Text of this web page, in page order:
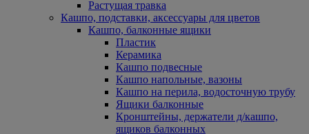
Растущая травка
Кашпо, подставки, аксессуары для цветов
Кашпо, балконные ящики
Пластик
Керамика
Кашпо подвесные
Кашпо напольные, вазоны
Кашпо на перила, водосточную трубу
Ящики балконные
Кронштейны, держатели д/кашпо,
ящиков балконных